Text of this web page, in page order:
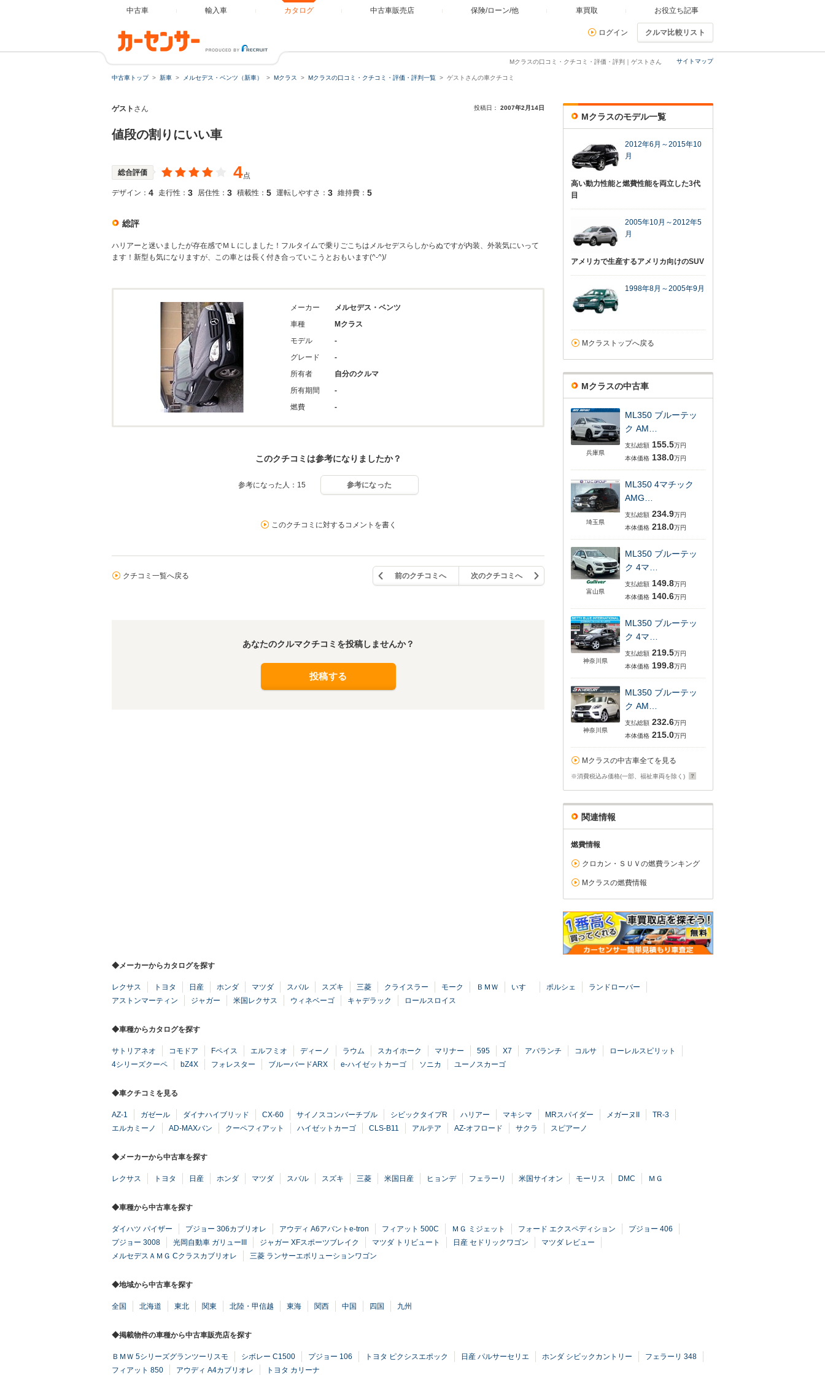
中古車 輸入車 カタログ 中古車販売店 保険/ローン/他 車買取 お役立ち記事
ログイン クルマ比較リスト
サイトマップ
Mクラスの口コミ・クチコミ・評価・評判｜ゲストさん
中古車トップ 新車 メルセデス・ベンツ（新車） Mクラス Mクラスの口コミ・クチコミ・評価・評判一覧 ゲストさんの車クチコミ
ゲスト さん 投稿日： 2007年2月14日
値段の割りにいい車
総合評価 4点
デザイン： 4 走行性： 3 居住性： 3 積載性： 5 運転しやすさ： 3 維持費： 5
総評
ハリアーと迷いましたが存在感でＭＬにしました！フルタイムで乗りごこちはメルセデスらしからぬですが内装、外装気にいって
ます！新型も気になりますが、この車とは長く付き合っていこうとおもいます(^-^)/
メーカー
メルセデス・ベンツ
車種
Mクラス
モデル
-
グレード
-
所有者
自分のクルマ
所有期間
-
燃費
-
このクチコミは参考になりましたか？
参考になった人：15 参考になった
このクチコミに対するコメントを書く
クチコミ一覧へ戻る 前のクチコミへ 次のクチコミへ
あなたのクルマクチコミを投稿しませんか？
投稿する
Mクラスのモデル一覧
2012年6月～2015年10
月
高い動力性能と燃費性能を両立した3代
目
2005年10月～2012年5
月
アメリカで生産するアメリカ向けのSUV
1998年8月～2005年9月
Mクラストップへ戻る
Mクラスの中古車
兵庫県
ML350 ブルーテッ
ク AM…
支払総額 155.5万円
本体価格 138.0万円
埼玉県
ML350 4マチック
AMG…
支払総額 234.9万円
本体価格 218.0万円
富山県
ML350 ブルーテッ
ク 4マ…
支払総額 149.8万円
本体価格 140.6万円
神奈川県
ML350 ブルーテッ
ク 4マ…
支払総額 219.5万円
本体価格 199.8万円
神奈川県
ML350 ブルーテッ
ク AM…
支払総額 232.6万円
本体価格 215.0万円
Mクラスの中古車全てを見る
※消費税込み価格(一部、福祉車両を除く)
関連情報
燃費情報
クロカン・ＳＵＶの燃費ランキング
Mクラスの燃費情報
◆メーカーからカタログを探す
レクサス トヨタ 日産 ホンダ マツダ スバル スズキ 三菱 クライスラー モーク ＢＭＷ いすゞ ポルシェ
ランドローバー
アストンマーティン
ジャガー 米国レクサス ウィネベーゴ キャデラック ロールスロイス
◆車種からカタログを探す
サトリアネオ コモドア Fペイス エルフミオ ディーノ ラウム スカイホーク マリナー 595 X7 アバランチ コルサ
ローレルスピリット
4シリーズクーペ
bZ4X フォレスター ブルーバードARX e-ハイゼットカーゴ ソニカ ユーノスカーゴ
◆車クチコミを見る
AZ-1 ガゼール ダイナハイブリッド CX-60 サイノスコンバーチブル シビックタイプR ハリアー マキシマ MRスパイダー メガーヌII
TR-3
エルカミーノ
AD-MAXバン クーペフィアット ハイゼットカーゴ CLS-B11 アルテア AZ-オフロード サクラ スピアーノ
◆メーカーから中古車を探す
レクサス トヨタ 日産 ホンダ マツダ スバル スズキ 三菱 米国日産 ヒョンデ フェラーリ 米国サイオン モーリス DMC ＭＧ
◆車種から中古車を探す
ダイハツ パイザー プジョー 306カブリオレ アウディ A6アバントe-tron フィアット 500C ＭＧ ミジェット フォード エクスペディション
プジョー 406
プジョー 3008
光岡自動車 ガリューIII ジャガー XFスポーツブレイク マツダ トリビュート 日産 セドリックワゴン
マツダ レビュー
メルセデスＡＭＧ Cクラスカブリオレ
三菱 ランサーエボリューションワゴン
◆地域から中古車を探す
全国 北海道 東北 関東 北陸・甲信越 東海 関西 中国 四国 九州
◆掲載物件の車種から中古車販売店を探す
ＢＭＷ 5シリーズグランツーリスモ シボレー C1500 プジョー 106 トヨタ ピクシスエポック 日産 パルサーセリエ ホンダ シビックカントリー
フェラーリ 348
フィアット 850
アウディ A4カブリオレ トヨタ カリーナ